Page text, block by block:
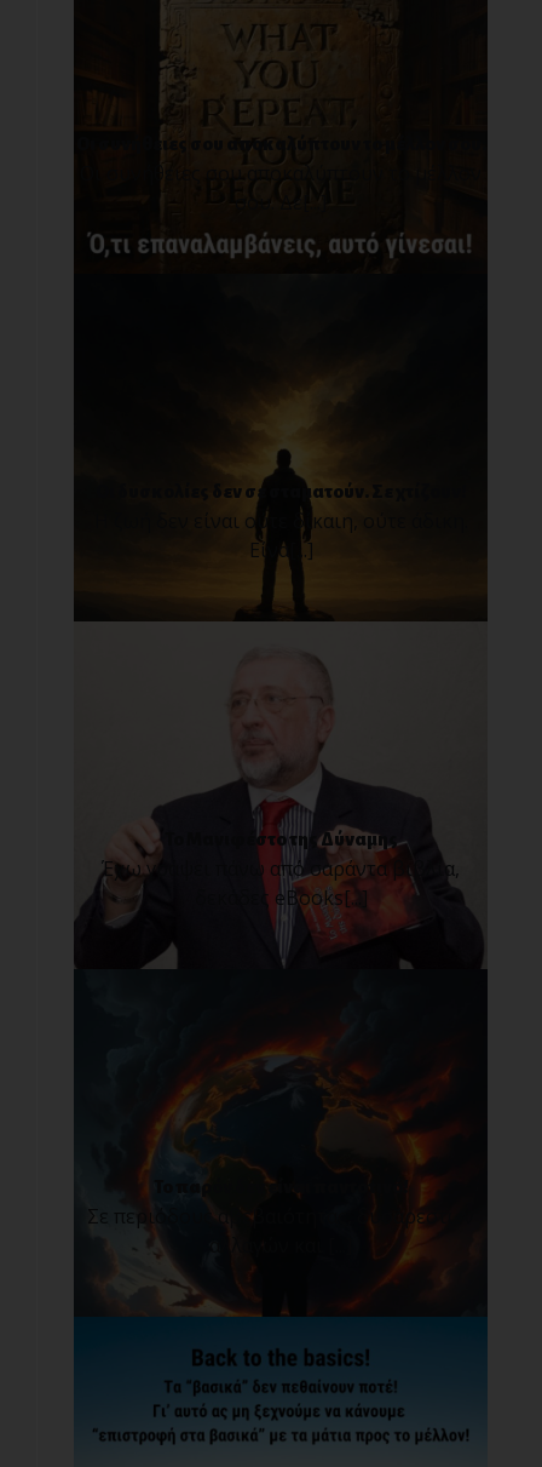
Οι συνήθειες σου αποκαλύπτουν το μέλλον σου.
Οι συνήθειες σου αποκαλύπτουν το μέλλον
Οι δυσκολίες δεν σε σταματούν. Σε χτίζουν!
Η ζωή δεν είναι ούτε δίκαιη, ούτε άδικη.
Είνα[...]
Το Μανιφέστο της Δύναμης
Έχω γράψει πάνω από σαράντα βιβλία,
δεκάδες eBooks[...]
Το παρόν δεν είναι παντοτινό!
Σε περιόδους αβεβαιότητας, δυσάρεστων